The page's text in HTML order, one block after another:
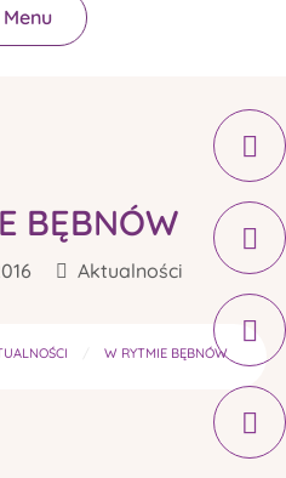
Menu
BĘBNÓW
Aktualności
W RYTMIE BĘBNÓW